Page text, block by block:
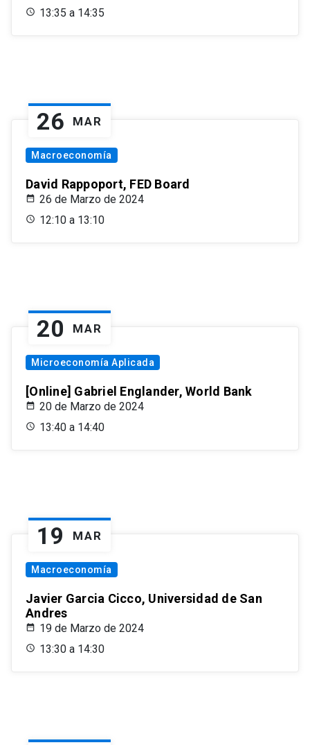
13:35 a 14:35
26 MAR
Macroeconomía
David Rappoport, FED Board
26 de Marzo de 2024
12:10 a 13:10
20 MAR
Microeconomía Aplicada
[Online] Gabriel Englander, World Bank
20 de Marzo de 2024
13:40 a 14:40
19 MAR
Macroeconomía
Javier Garcia Cicco, Universidad de San
Andres
19 de Marzo de 2024
13:30 a 14:30